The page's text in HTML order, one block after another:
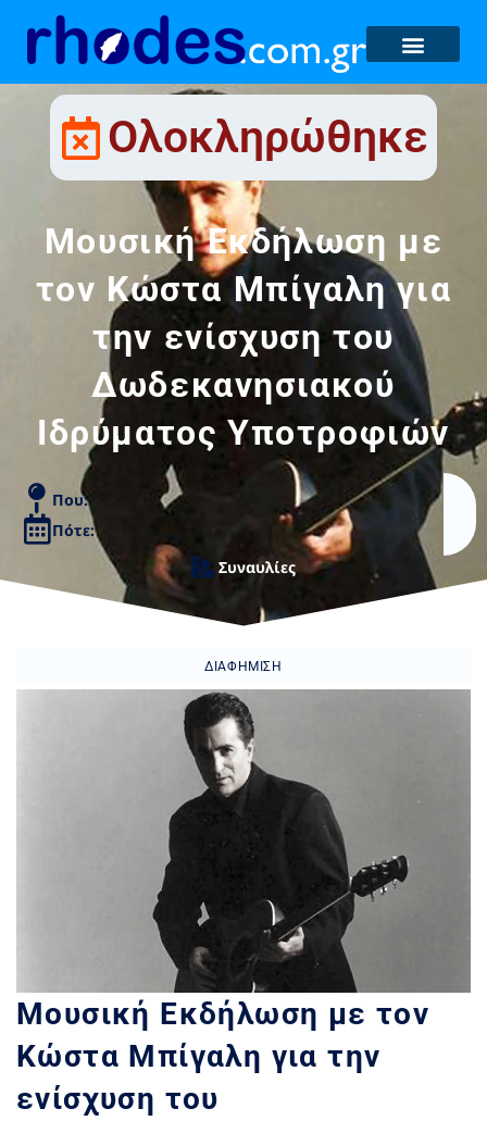
Ολοκληρώθηκε
Μουσική Εκδήλωση με
τον Κώστα Μπίγαλη για
την ενίσχυση του
Δωδεκανησιακού
Ιδρύματος Υποτροφιών
Που:
Πότε:
Συναυλίες
ΔΙΑΦΉΜΙΣΗ
Μουσική Εκδήλωση με τον
Κώστα Μπίγαλη για την
ενίσχυση του